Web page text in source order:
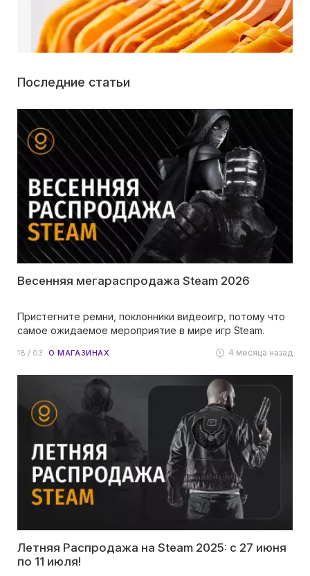
Последние статьи
Весенняя мегараспродажа Steam 2026
Пристегните ремни, поклонники видеоигр, потому что
самое ожидаемое мероприятие в мире игр Steam.
18 / 03 О МАГАЗИНАХ 4 месяца назад
Летняя Распродажа на Steam 2025: с 27 июня
по 11 июля!